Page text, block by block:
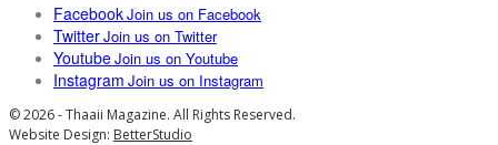
FacebookJoin us on Facebook
TwitterJoin us on Twitter
YoutubeJoin us on Youtube
Instagram Join us on Instagram
© 2026 - Thaaii Magazine. All Rights Reserved.
Website Design: BetterStudio